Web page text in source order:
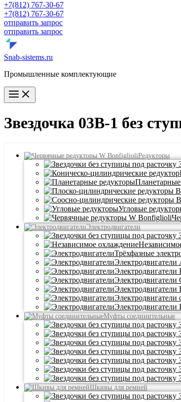
+7(812) 767-30-67
+7(812) 767-30-67
отправить запрос
отправить запрос
Snab-sistems.ru
Промышленные комплектующие
Main
Menu
Звездочка 03B-1 без
Редукторы
Угловые
Электродвигатели
Трёхфазные
Электродвигатели
Электродвигатели
Электродвигатели
Электродвигатели
Электродвигатели
Муфты соединительные
Шкивы для ремней